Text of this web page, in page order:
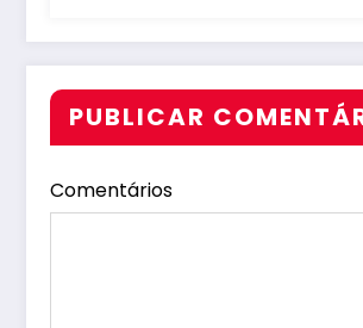
PUBLICAR
Comentários